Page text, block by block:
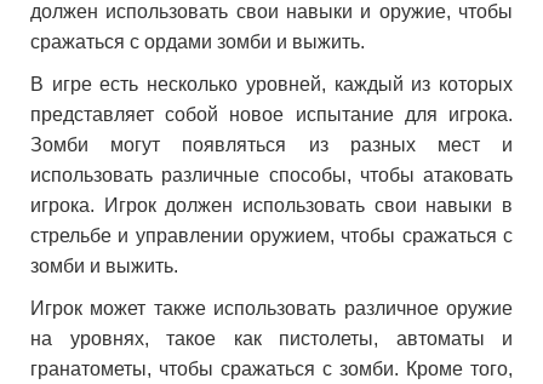
должен использовать свои навыки и оружие, чтобы
сражаться с ордами зомби и выжить.
В игре есть несколько уровней, каждый из которых
представляет собой новое испытание для игрока.
Зомби могут появляться из разных мест и
использовать различные способы, чтобы атаковать
игрока. Игрок должен использовать свои навыки в
стрельбе и управлении оружием, чтобы сражаться с
зомби и выжить.
Игрок может также использовать различное оружие
на уровнях, такое как пистолеты, автоматы и
гранатометы, чтобы сражаться с зомби. Кроме того,